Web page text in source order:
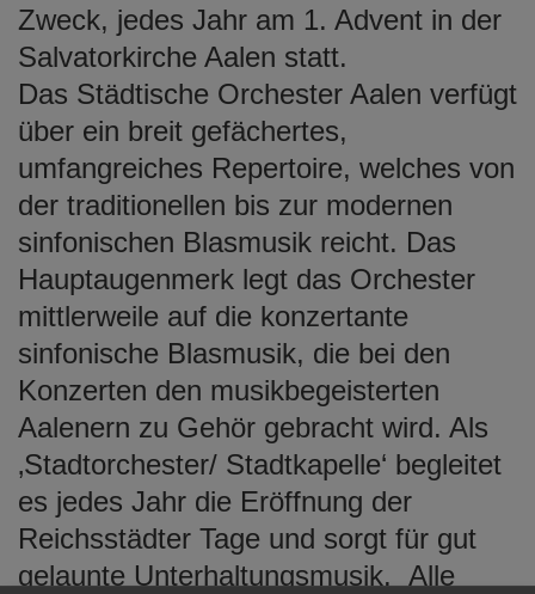
Zweck, jedes Jahr am 1. Advent in der
Salvatorkirche Aalen statt.
Das Städtische Orchester Aalen verfügt
über ein breit gefächertes,
umfangreiches Repertoire, welches von
der traditionellen bis zur modernen
sinfonischen Blasmusik reicht. Das
Hauptaugenmerk legt das Orchester
mittlerweile auf die konzertante
sinfonische Blasmusik, die bei den
Konzerten den musikbegeisterten
Aalenern zu Gehör gebracht wird. Als
‚Stadtorchester/ Stadtkapelle‘ begleitet
es jedes Jahr die Eröffnung der
Reichsstädter Tage und sorgt für gut
gelaunte Unterhaltungsmusik. Alle